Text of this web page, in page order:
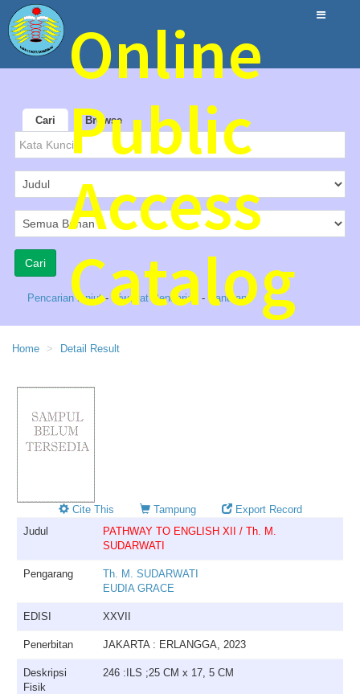
Online
Public
Access
Catalog
Cari Browse
Pencarian lanjut-Riwayat Pencarian - Bantuan
Home Detail Result
Cite This Tampung
Export Record
Judul
PATHWAY TO ENGLISH XII / Th. M.
SUDARWATI
Pengarang
Th. M. SUDARWATI
EUDIA GRACE
EDISI XXVII
Penerbitan JAKARTA : ERLANGGA, 2023
Deskripsi
Fisik
246 :ILS ;25 CM x 17, 5 CM